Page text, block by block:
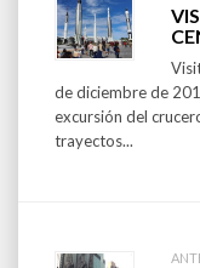
Post
de diciembre de
excursión del
trayectos...